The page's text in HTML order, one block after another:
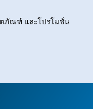
ตภัณฑ์ และโปรโมชั่น